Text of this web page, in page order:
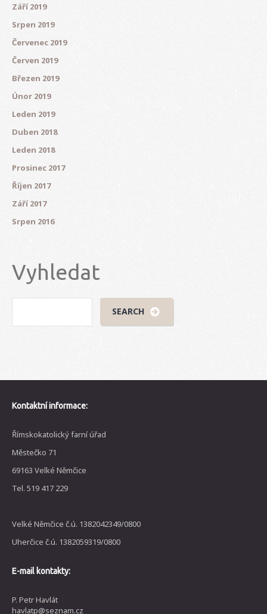
Září 2019
Srpen 2019
Červenec 2019
Červen 2019
Březen 2019
Únor 2019
Leden 2019
Duben 2018
Leden 2018
Prosinec 2017
Říjen 2017
Září 2017
Srpen 2016
Vyhledat
Kontaktní informace:
Římskokatolický farní úřad
Městečko 71
69163 Velké Němčice
Tel. 519 417 229
Velké Němčice č.ú. 1382042349/0800
Uherčice č.ú. 1382059319/0800
E-mail kontakty:
P. Petr Havlát
havlatp@seznam.cz